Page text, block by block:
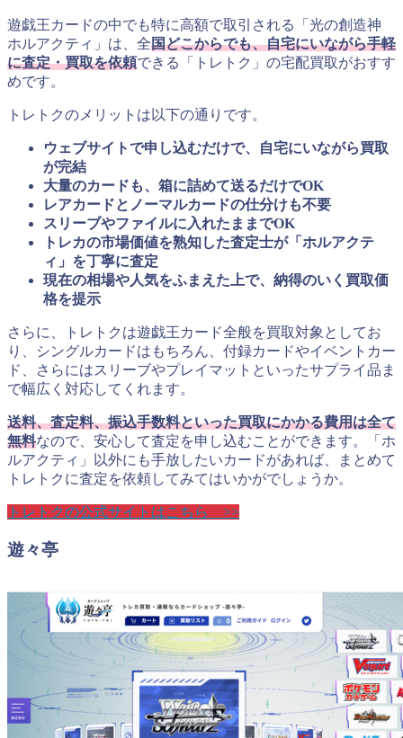
遊戯王カードの中でも特に高額で取引される「光の創造神
ホルアクティ」は、全国どこからでも、自宅にいながら手軽
に査定・買取を依頼できる「トレトク」の宅配買取がおすす
めです。
トレトクのメリットは以下の通りです。
ウェブサイトで申し込むだけで、自宅にいながら買取
が完結
大量のカードも、箱に詰めて送るだけでOK
レアカードとノーマルカードの仕分けも不要
スリーブやファイルに入れたままでOK
トレカの市場価値を熟知した査定士が「ホルアクテ
ィ」を丁寧に査定
現在の相場や人気をふまえた上で、納得のいく買取価
格を提示
さらに、トレトクは遊戯王カード全般を買取対象としてお
り、シングルカードはもちろん、付録カードやイベントカー
ド、さらにはスリーブやプレイマットといったサプライ品ま
で幅広く対応してくれます。
送料、査定料、振込手数料といった買取にかかる費用は全て
無料なので、安心して査定を申し込むことができます。「ホ
ルアクティ」以外にも手放したいカードがあれば、まとめて
トレトクに査定を依頼してみてはいかがでしょうか。
トレトクの公式サイトはこちら >>
遊々亭